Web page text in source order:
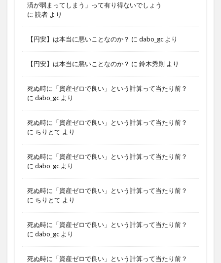
済が弱まってしまう」って有り得ないでしょう
に 読者 より
【円安】は本当に悪いことなのか？ に dabo_gc より
【円安】は本当に悪いことなのか？ に 鈴木秀則 より
死ぬ時に「資産ゼロで良い」という計算って当たり前？
に dabo_gc より
死ぬ時に「資産ゼロで良い」という計算って当たり前？
に ちりとて より
死ぬ時に「資産ゼロで良い」という計算って当たり前？
に dabo_gc より
死ぬ時に「資産ゼロで良い」という計算って当たり前？
に ちりとて より
死ぬ時に「資産ゼロで良い」という計算って当たり前？
に dabo_gc より
死ぬ時に「資産ゼロで良い」という計算って当たり前？